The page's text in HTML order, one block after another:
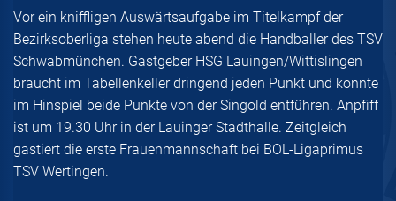
Vor ein kniffligen Auswärtsaufgabe im Titelkampf der
Bezirksoberliga stehen heute abend die Handballer des TSV
Schwabmünchen. Gastgeber HSG Lauingen/Wittislingen
braucht im Tabellenkeller dringend jeden Punkt und konnte
im Hinspiel beide Punkte von der Singold entführen. Anpfiff
ist um 19.30 Uhr in der Lauinger Stadthalle. Zeitgleich
gastiert die erste Frauenmannschaft bei BOL-Ligaprimus
TSV Wertingen.